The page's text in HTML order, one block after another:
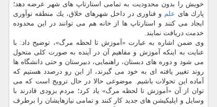
خویش را بدون محدودیت به تمامی استارتاپ های شهر عرضه دهد؛
پارك های علم و فناوری در داخل شهرهای خلاق، یك منطقه نوآوری
ایجاد می كنند و استارتاپ ها از خانه هم می توانند در این محدوده
خدمت دریافت نمایند.
وی ضمن اشاره به عبارت «آموزش تا لحظه مرگ»، توضیح داد: با
عنایت به اینكه آموزش و مفاهیم آن در آینده به صورت كلی متحول
می شود و دوره های دبستان، راهنمایی، دبیرستان و حتی دانشگاه ها
روند تغییر یافته ای به خود می گیرند، از این رو درصدد هستیم كه
آماده این تحولات باشیم. موضوعی حالا در حال ترویج است كه می
توان از آن «آموزش تا لحظه مرگ» یاد كرد؛ مردم بزودی قادرند با
وسایل و اپلیكیشن های جدید كار كنند و تمامی نیازهایشان را برطرف